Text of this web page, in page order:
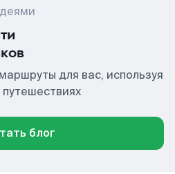
для вас, используя
блог